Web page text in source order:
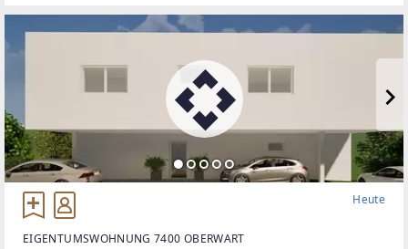
Heute
EIGENTUMSWOHNUNG 7400 OBERWART